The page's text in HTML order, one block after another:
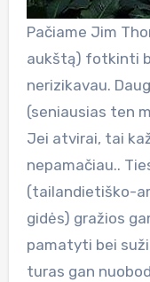
Pačiame Jim
aukštą) fotkinti
nerizikavau.
(seniausias ten
Jei atvirai, tai
nepamačiau..
(tailandietiško-
gidės) gražios
pamatyti bei
turas gan